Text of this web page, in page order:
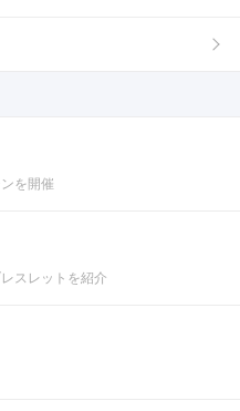
を開催
スレットを紹介